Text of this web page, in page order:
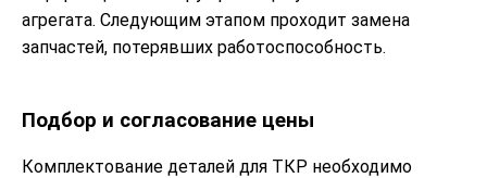
агрегата. Следующим этапом проходит замена
запчастей, потерявших работоспособность.
Подбор и согласование цены
Комплектование деталей для ТКР необходимо